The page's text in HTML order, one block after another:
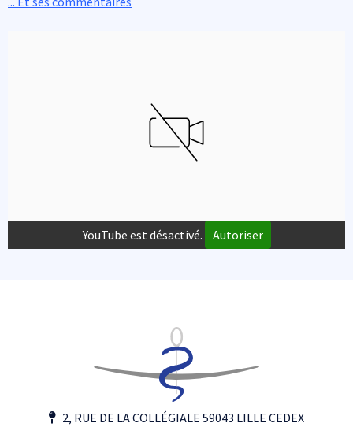
YouTube est désactivé. Autoriser
2, RUE DE LA COLLÉGIALE 59043 LILLE CEDEX